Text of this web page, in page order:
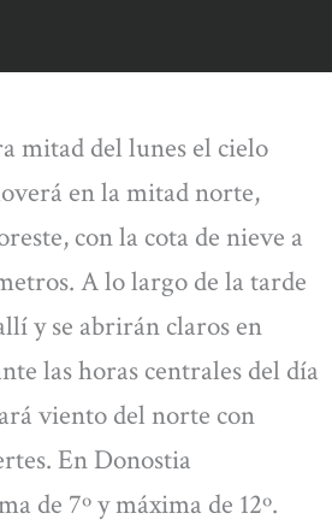
mitad del lunes el cielo
en la mitad norte,
con la cota de nieve a
A lo largo de la tarde
y se abrirán claros en
las horas centrales del día
viento del norte con
En Donostia
de 7º y máxima de 12º.